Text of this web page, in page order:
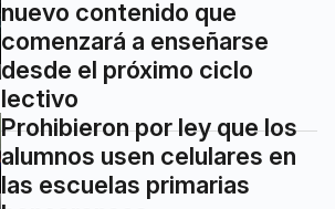
nuevo contenido que
comenzará a enseñarse
desde el próximo ciclo
lectivo
Prohibieron por ley que los
alumnos usen celulares en
las escuelas primarias